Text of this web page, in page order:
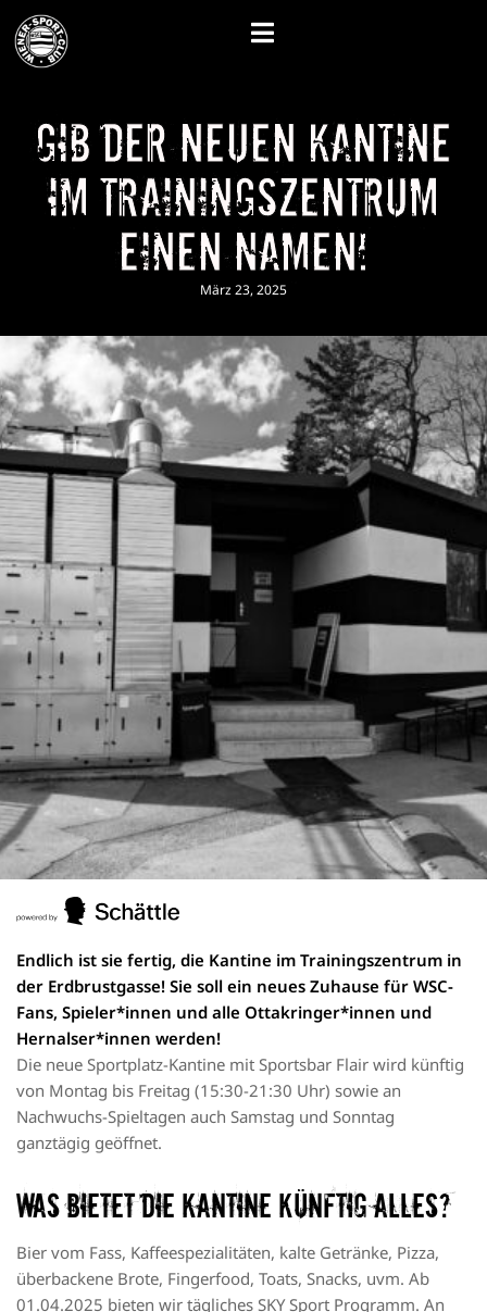
Gib der neuen Kantine
im Trainingszentrum
einen Namen!
März 23, 2025
Endlich ist sie fertig, die Kantine im Trainingszentrum in
der Erdbrustgasse! Sie soll ein neues Zuhause für WSC-
Fans, Spieler*innen und alle Ottakringer*innen und
Hernalser*innen werden!
Die neue Sportplatz-Kantine mit Sportsbar Flair wird künftig
von Montag bis Freitag (15:30-21:30 Uhr) sowie an
Nachwuchs-Spieltagen auch Samstag und Sonntag
ganztägig geöffnet.
Was bietet die Kantine künftig alles?
Bier vom Fass, Kaffeespezialitäten, kalte Getränke, Pizza,
überbackene Brote, Fingerfood, Toats, Snacks, uvm. Ab
01.04.2025 bieten wir tägliches SKY Sport Programm. An